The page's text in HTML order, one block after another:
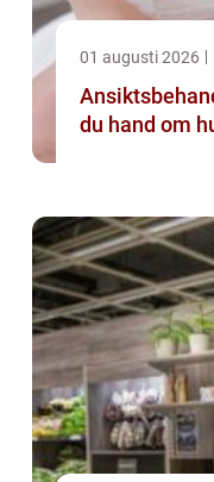
01 augusti 2026
du hand om